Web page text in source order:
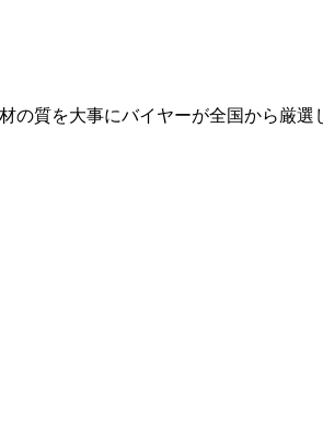
質を大事にバイヤーが全国から厳